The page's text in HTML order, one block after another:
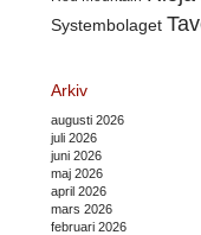
Systembolaget
Arkiv
augusti 2026
juli 2026
juni 2026
maj 2026
april 2026
mars 2026
februari 2026